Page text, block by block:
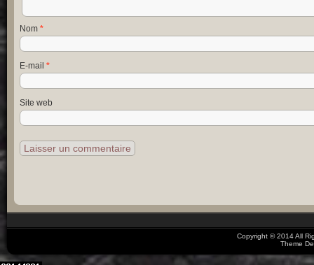
Nom *
E-mail *
Site web
Copyright © 2014 All
Theme